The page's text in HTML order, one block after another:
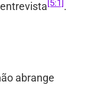
[5:1].
abrange